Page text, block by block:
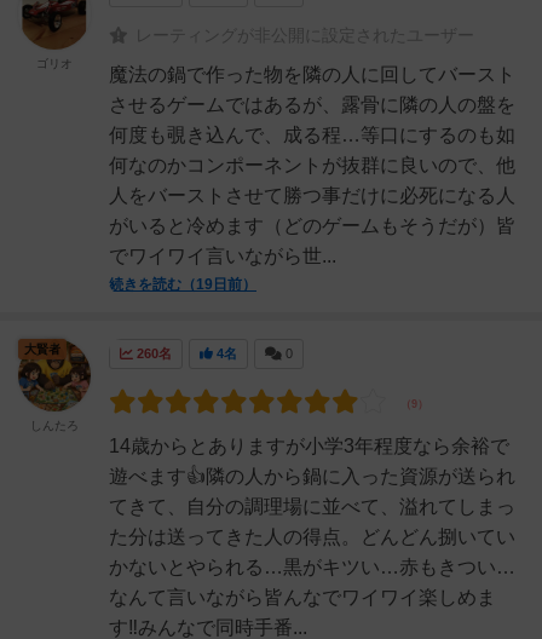
レーティングが非公開に設定されたユーザー
魔法の鍋で作った物を隣の人に回してバースト
させるゲームではあるが、露骨に隣の人の盤を
何度も覗き込んで、成る程…等口にするのも如
何なのかコンポーネントが抜群に良いので、他
人をバーストさせて勝つ事だけに必死になる人
がいると冷めます（どのゲームもそうだが）皆
でワイワイ言いながら世...
続きを読む（19日前）
ゴリオ
260名 4名 0
14歳からとありますが小学3年程度なら余裕で
遊べます👍隣の人から鍋に入った資源が送られ
てきて、自分の調理場に並べて、溢れてしまっ
た分は送ってきた人の得点。どんどん捌いてい
かないとやられる…黒がキツい…赤もきつい…
なんて言いながら皆んなでワイワイ楽しめま
す‼️みんなで同時手番...
大賢者
しんたろ